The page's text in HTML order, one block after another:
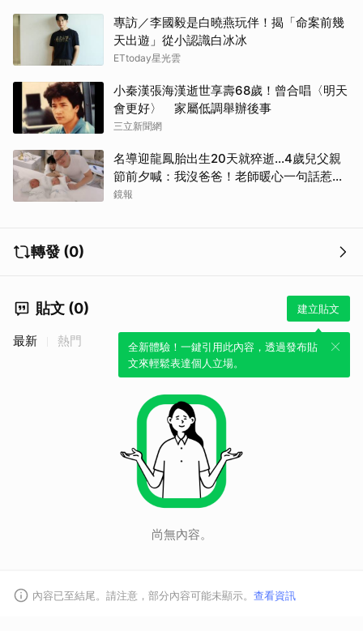
專訪／李國毅是白曉燕玩伴！揭「命案前幾
天出遊」從小認識白冰冰
ETtoday星光雲
小秦漢張海漢逝世享壽68歲！曾合唱〈明天
會更好〉 家屬低調舉辦後事
三立新聞網
名導迎龍鳳胎出生20天就猝逝...4歲兒父親
節前夕喊：我沒爸爸！老師暖心一句話惹哭
遺孀
鏡報
轉發 (0)
貼文 (0) 建立貼文
全新體驗！一鍵引用此內容，透過發布貼
文來輕鬆表達個人立場。
最新 熱門
尚無內容。
內容已至結尾。請注意，部分內容可能未顯示。 查看資訊